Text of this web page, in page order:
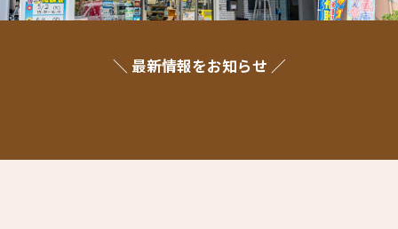
＼ 最新情報をお知らせ ／